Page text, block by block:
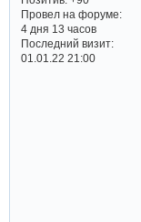
Провел на форуме:
4 дня 13 часов
Последний визит:
01.01.22 21:00